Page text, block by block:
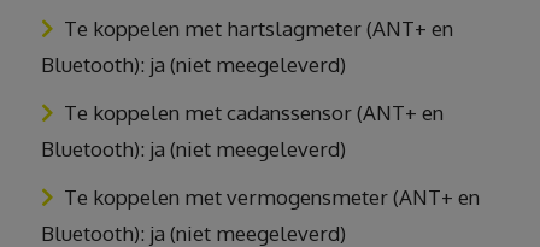
Te koppelen met hartslagmeter (ANT+ en
Bluetooth): ja (niet meegeleverd)
Te koppelen met cadanssensor (ANT+ en
Bluetooth): ja (niet meegeleverd)
Te koppelen met vermogensmeter (ANT+ en
Bluetooth): ja (niet meegeleverd)